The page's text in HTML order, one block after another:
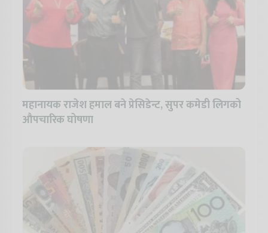
महानायक राजेश हमाल बने प्रेसिडेन्ट, सुपर कमेडी लिगको
औपचारिक घोषणा